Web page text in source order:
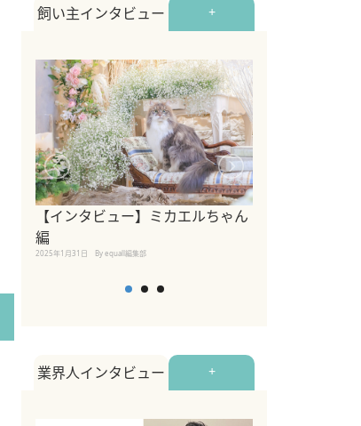
飼い主インタビュー +
【インタビュー】ミカエルちゃん
編
2025年1月31日 By equall編集部
業界人インタビュー +